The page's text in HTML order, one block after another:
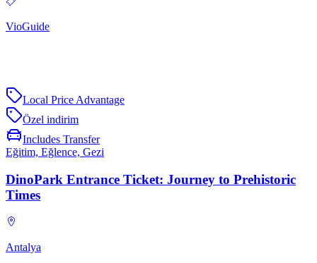
VioGuide
Local Price Advantage
Özel indirim
Includes Transfer
Eğitim, Eğlence, Gezi
DinoPark Entrance Ticket: Journey to Prehistoric
Times
Antalya